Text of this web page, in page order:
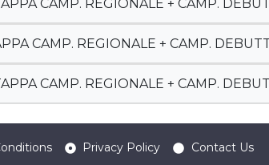
CAMP. REGIONALE + CAMP.
CAMP. REGIONALE + CAMP.
CAMP. REGIONALE + CAMP.
Privacy Policy Contact Us